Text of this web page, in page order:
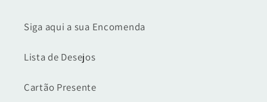
Siga aqui a sua Encomenda
Lista de Desejos
Cartão Presente